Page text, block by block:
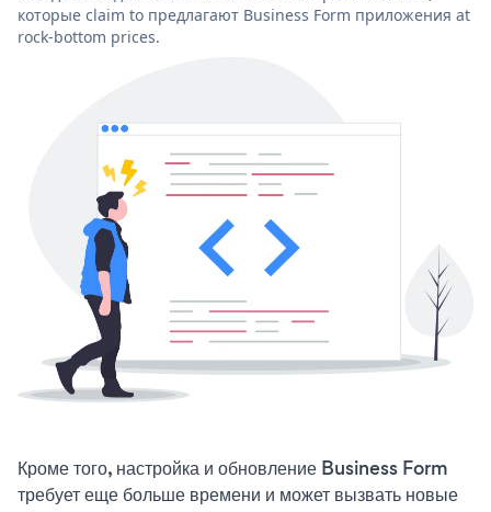
которые claim to предлагают Business Form приложения at
rock-bottom prices.
Кроме того, настройка и обновление Business Form
требует еще больше времени и может вызвать новые